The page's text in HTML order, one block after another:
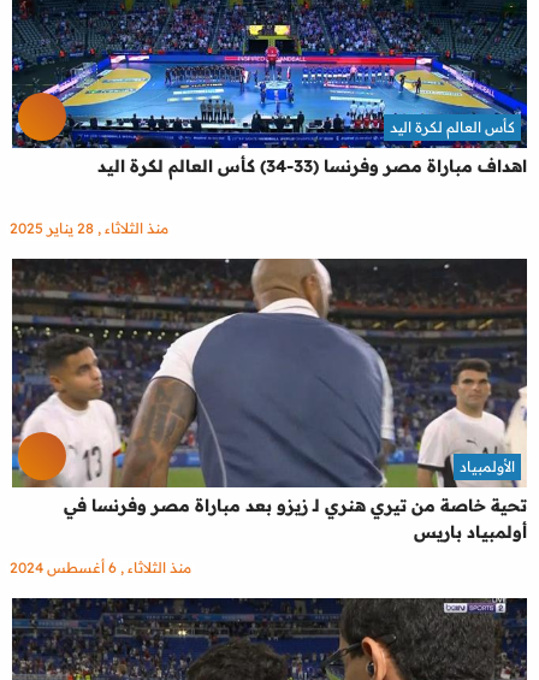
اهداف مباراة مصر وفرنسا (33-34) كأس العالم لكرة اليد
كأس العالم لكرة اليد
منذ الثلاثاء , 28 يناير 2025
تحية خاصة من تيري هنري لـ زيزو بعد مباراة مصر وفرنسا في
أولمبياد باريس
الأولمبياد
منذ الثلاثاء , 6 أغسطس 2024